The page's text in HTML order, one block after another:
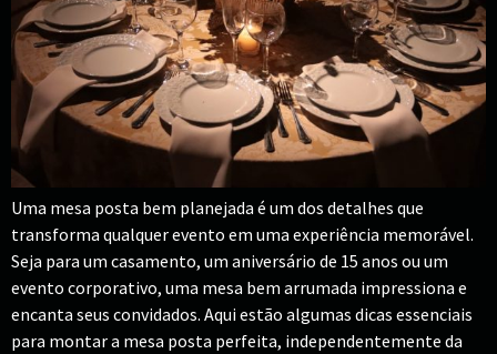
Uma mesa posta bem planejada é um dos detalhes que
transforma qualquer evento em uma experiência memorável.
Seja para um casamento, um aniversário de 15 anos ou um
evento corporativo, uma mesa bem arrumada impressiona e
encanta seus convidados. Aqui estão algumas dicas essenciais
para montar a mesa posta perfeita, independentemente da